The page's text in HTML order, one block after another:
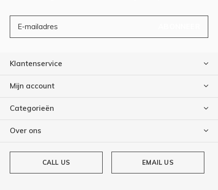
Klantenservice
Mijn account
Categorieën
Over ons
CALL US EMAIL US